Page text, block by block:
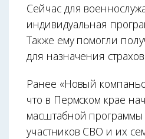
Сейчас для
индивидуальная
Также ему помогли
для назначения
Ранее «Новый
что в Пермском крае
масштабной программы
участников СВО и их